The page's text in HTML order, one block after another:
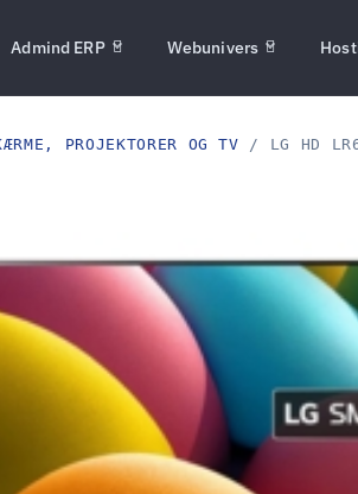
Admind ERP Webunivers
PROJEKTORER OG TV / LG HD